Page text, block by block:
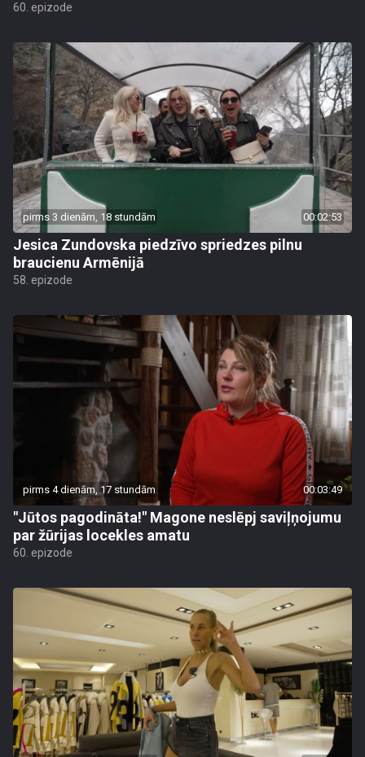
60. epizode
pirms 3 dienām, 18 stundām 00:02:53
Jesica Zundovska piedzīvo spriedzes pilnu
braucienu Armēnijā
58. epizode
pirms 4 dienām, 17 stundām 00:03:49
"Jūtos pagodināta!" Magone neslēpj saviļņojumu
par žūrijas locekles amatu
60. epizode